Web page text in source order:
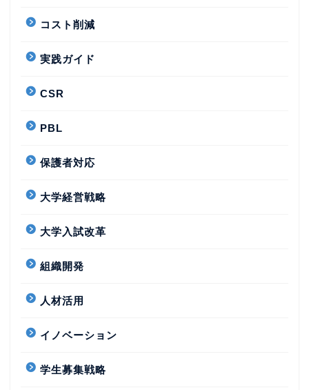
コスト削減
実践ガイド
CSR
PBL
保護者対応
大学経営戦略
大学入試改革
組織開発
人材活用
イノベーション
学生募集戦略